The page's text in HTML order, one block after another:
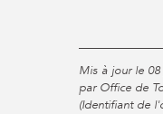
Mis à jour le
par Office de
(Identifiant de